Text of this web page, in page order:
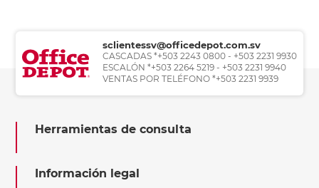
sclientessv@officedepot.com.sv
CASCADAS *+503 2243 0800 - +503 2231 9930
ESCALÓN *+503 2264 5219 - +503 2231 9940
VENTAS POR TELÉFONO *+503 2231 9939
Herramientas de consulta
Información legal